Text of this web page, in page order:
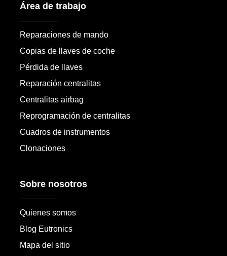
Área de trabajo
Reparaciones de mando
Copias de llaves de coche
Pérdida de llaves
Reparación centralitas
Centralitas airbag
Reprogramación de centralitas
Cuadros de instrumentos
Clonaciones
Sobre nosotros
Quienes somos
Blog Eutronics
Mapa del sitio